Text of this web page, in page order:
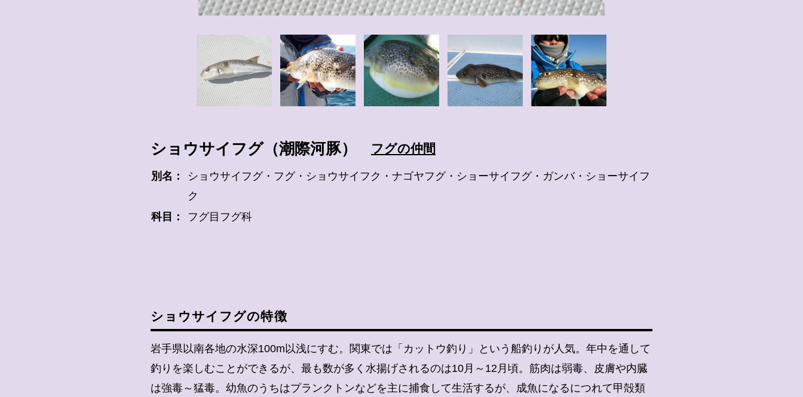
ショウサイフグ（潮際河豚） フグの仲間
別名：
ショウサイフグ・フグ・ショウサイフク・ナゴヤフグ・ショーサイフグ・ガンバ・ショーサイフ
ク
科目：
フグ目フグ科
ショウサイフグの特徴
岩手県以南各地の水深100m以浅にすむ。関東では「カットウ釣り」という船釣りが人気。年中を通して
釣りを楽しむことができるが、最も数が多く水揚げされるのは10月～12月頃。筋肉は弱毒、皮膚や内臓
は強毒～猛毒。幼魚のうちはプランクトンなどを主に捕食して生活するが、成魚になるにつれて甲殻類